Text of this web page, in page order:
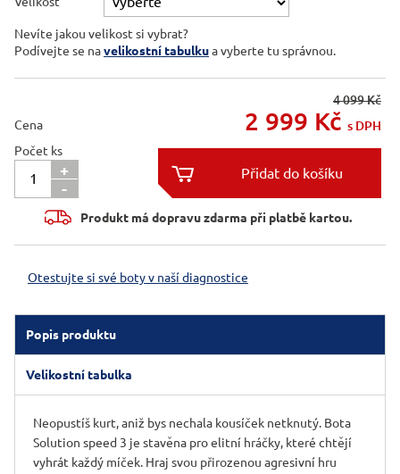
Nevíte jakou velikost si vybrat?
Podívejte se navelikostní tabulkua vyberte tu správnou.
Cena
4 099 Kč
2 999 Kč s DPH
Počet ks
+
-


Produkt má dopravu zdarma při platbě kartou.
Otestujte si své boty v naší diagnostice
Popis produktu
Velikostní tabulka
Neopustíš kurt, aniž bys nechala kousíček netknutý. Bota
Solution speed 3 je stavěna pro elitní hráčky, které chtějí
vyhrát každý míček. Hraj svou přirozenou agresivní hru